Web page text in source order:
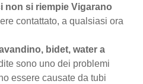
non si riempie Vigarano
contattato, a qualsiasi ora
bidet, water a
sono uno dei problemi
essere causate da tubi